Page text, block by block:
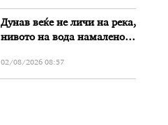
Дунав веќе не личи на река,
нивото на вода намалено
Бугарија
02/08/2026 08:57